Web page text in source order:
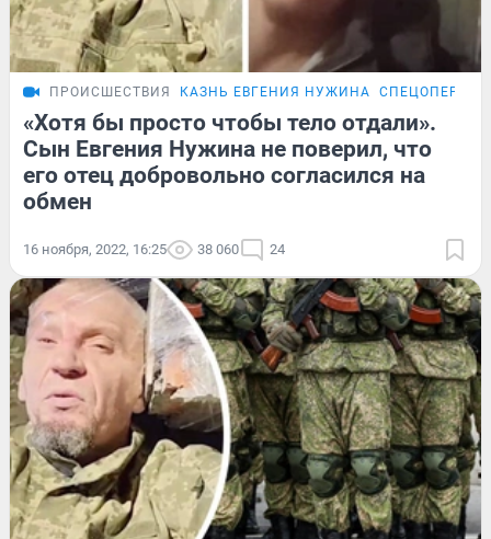
ПРОИСШЕСТВИЯ КАЗНЬ ЕВГЕНИЯ НУЖИНА
«Хотя бы просто чтобы тело отдали».
Сын Евгения Нужина не поверил, что
его отец добровольно согласился на
обмен
16 ноября, 2022, 16:25 38 060 24